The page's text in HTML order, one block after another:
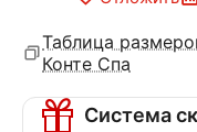
Таблица
Конте Спа
Система